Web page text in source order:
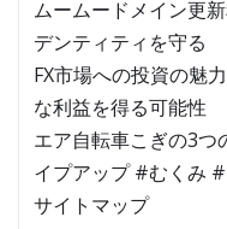
ムームードメイン更
デンティティを守る
FX市場への投資の魅
な利益を得る可能性
エア自転車こぎの3
イプアップ #むくみ
サイトマップ